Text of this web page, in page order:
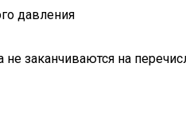
давления
не заканчиваются на